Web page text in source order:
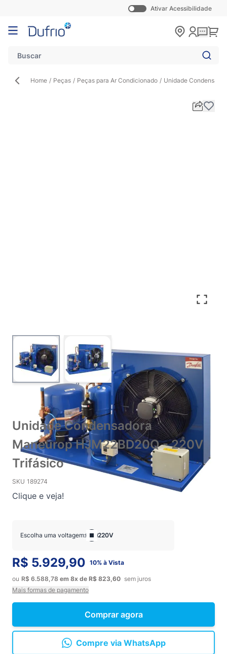
Ativar Acessibilidade
Pular para o conteúdo
Home / Peças / Peças para Ar Condicionado / Unidade
View larger imageView larger image
Unidade Condensadora
Maneurop HJM22BD20Q - 220V
Trifásico
SKU 189274
Clique e veja!
Comprar agora
Escolha uma voltagem: 220V
R$ 5.929,90 10% à Vista
ou R$ 6.588,78 em 8x de R$ 823,60 sem juros
Mais formas de pagamento
Compre via WhatsApp